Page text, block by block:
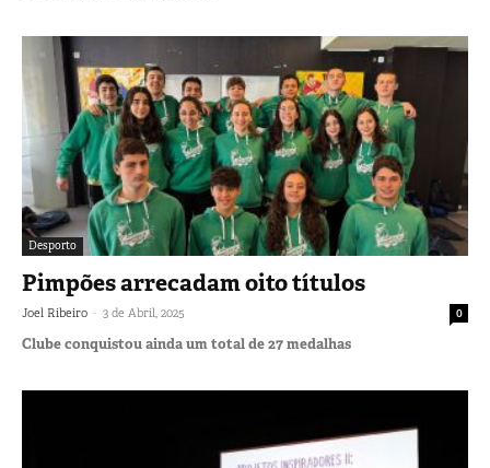
Desporto
Pimpões arrecadam oito títulos
Joel Ribeiro - 3 de Abril, 2025 0
Clube conquistou ainda um total de 27 medalhas